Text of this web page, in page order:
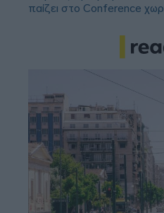
παίζει στο Conference